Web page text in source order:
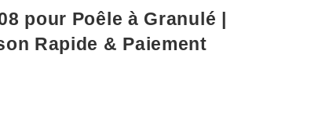
pour Poêle à Granulé |
Rapide & Paiement